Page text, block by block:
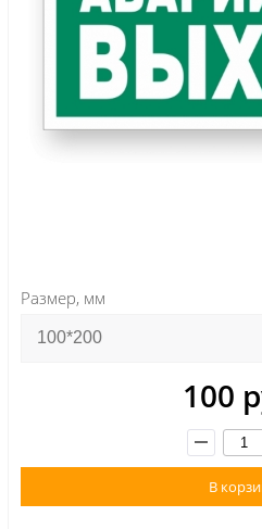
Размер, мм
100
В